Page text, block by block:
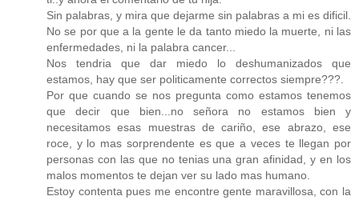
Sin palabras, y mira que dejarme sin palabras a mi es dificil.
No se por que a la gente le da tanto miedo la muerte, ni las
enfermedades, ni la palabra cancer...
Nos tendria que dar miedo lo deshumanizados que
estamos, hay que ser politicamente correctos siempre???.
Por que cuando se nos pregunta como estamos tenemos
que decir que bien...no señora no estamos bien y
necesitamos esas muestras de cariño, ese abrazo, ese
roce, y lo mas sorprendente es que a veces te llegan por
personas con las que no tenias una gran afinidad, y en los
malos momentos te dejan ver su lado mas humano.
Estoy contenta pues me encontre gente maravillosa, con la